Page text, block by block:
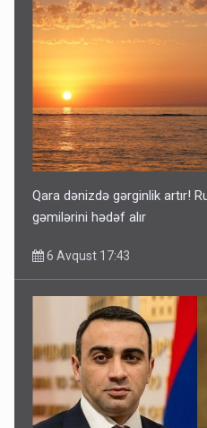
Qara dənizdə gərginlik artır!
gəmilərini hədəf alır
6 Avqust 17:43